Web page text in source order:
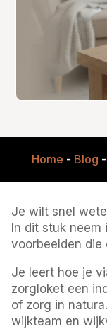
Home - Blog -
Je wilt snel
In dit stuk neem
voorbeelden die
Je leert hoe je
zorgloket een
of zorg in
wijkteam en